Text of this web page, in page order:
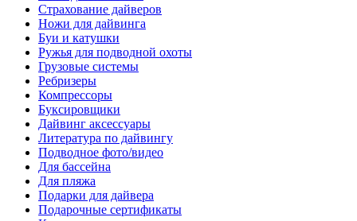
Страхование дайверов
Ножи для дайвинга
Буи и катушки
Ружья для подводной охоты
Грузовые системы
Ребризеры
Компрессоры
Буксировщики
Дайвинг аксессуары
Литература по дайвингу
Подводное фото/видео
Для бассейна
Для пляжа
Подарки для дайвера
Подарочные сертификаты